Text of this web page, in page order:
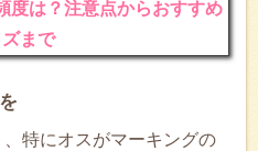
度は？注意点からおすすめ
まで
特にオスがマーキングの